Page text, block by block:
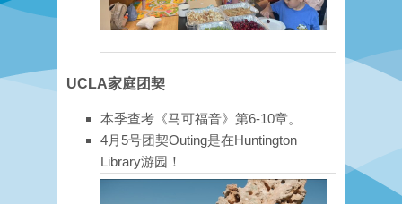
UCLA家庭团契
本季查考《马可福音》第6-10章。
4月5号团契Outing是在Huntington
Library游园！